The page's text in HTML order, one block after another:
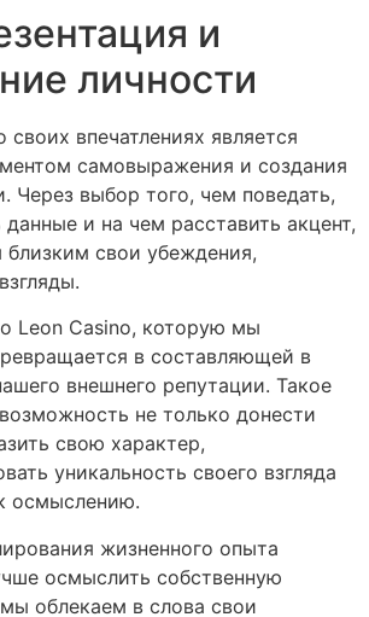
и
личности
своих впечатлениях является
самовыражения и создания
Через выбор того, чем поведать,
данные и на чем расставить акцент,
свои убеждения,
Leon Casino, которую мы
в составляющей в
внешнего репутации. Такое
не только донести
свою характер,
уникальность своего взгляда
осмыслению.
жизненного опыта
осмыслить собственную
облекаем в слова свои